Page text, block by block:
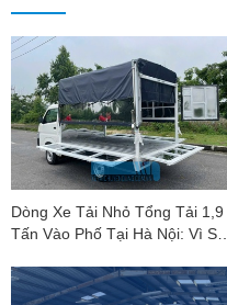
Dòng Xe Tải Nhỏ Tổng Tải 1,9
Tấn Vào Phố Tại Hà Nội: Vì Sao
Khúc"?